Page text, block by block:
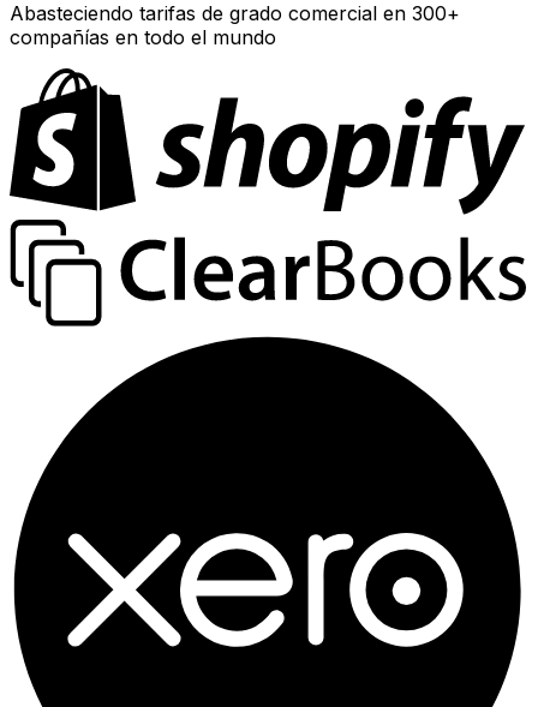
Abasteciendo tarifas de grado comercial en 300+
compañías en todo el mundo